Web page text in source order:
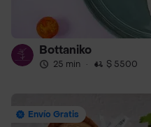
Bottaniko
25 min · $ 5500
Envío Gratis